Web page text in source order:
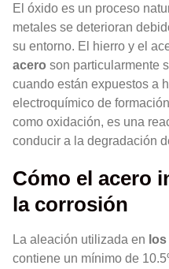
El óxido es un proceso
metales se deterioran
su entorno. El hierro y el
acero son particularmente
cuando están expuestos a
electroquímico de
como oxidación, es una
conducir a la degradación
Cómo el acero
la corrosión
La aleación utilizada en
contiene un mínimo de